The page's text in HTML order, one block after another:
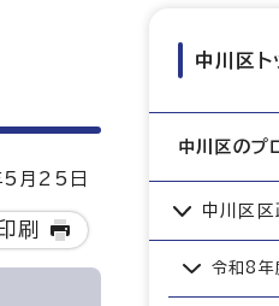
月25日
刷
中川区ト
中川区のプ
中川区
令和8年